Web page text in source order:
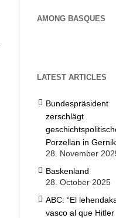
AMONG BASQUES
LATEST ARTICLES
Bundespräsident
zerschlägt
Porzellan in
28. November
Baskenland
28. October 2025
ABC: “El
vasco al que Hitler